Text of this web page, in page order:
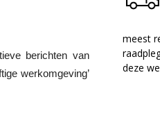
berichten van
werkomgeving’
meest
deze